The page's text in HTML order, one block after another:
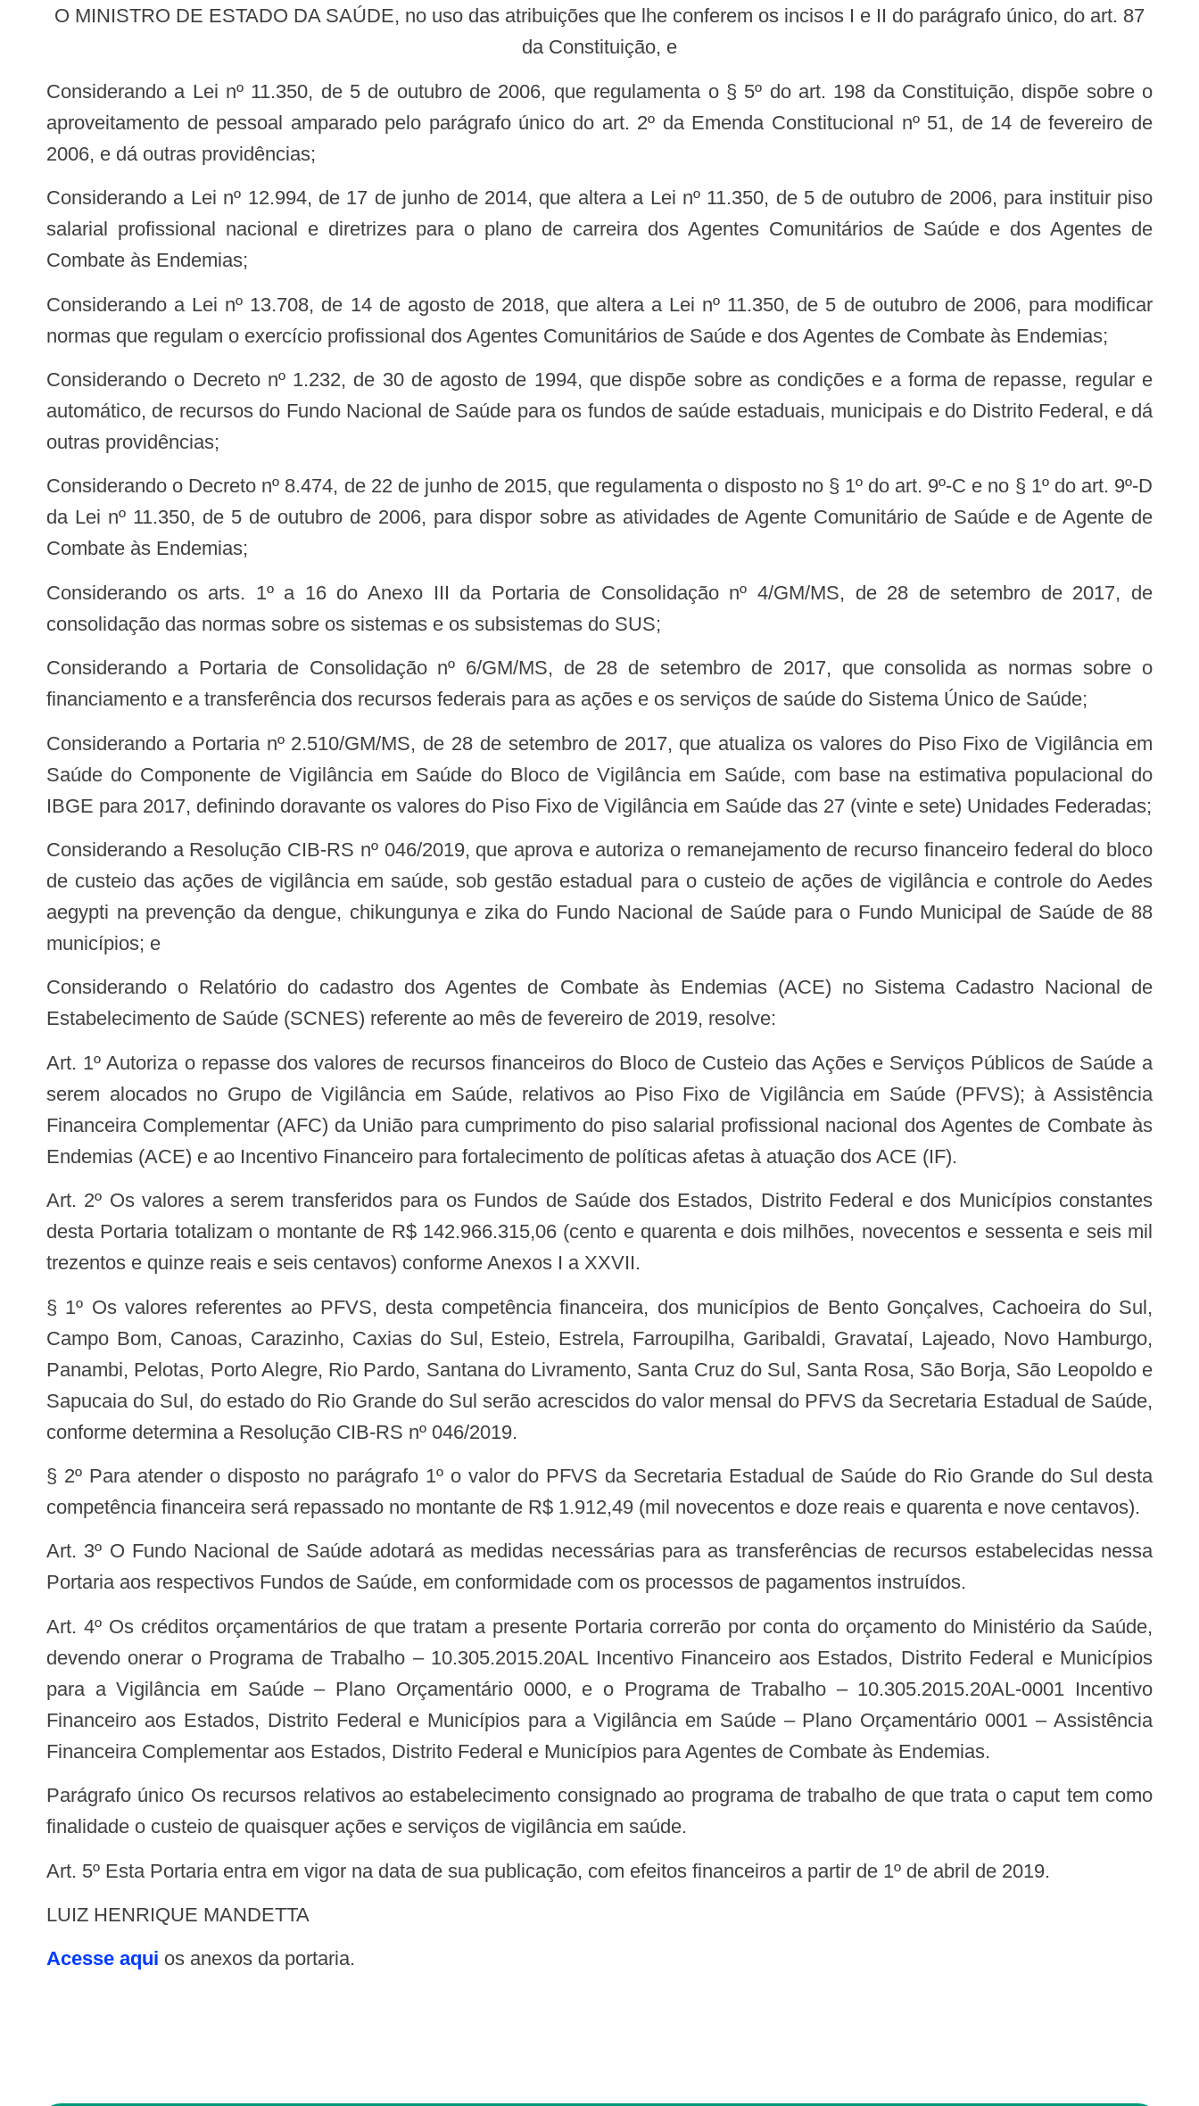
O MINISTRO DE ESTADO DA SAÚDE, no uso das atribuições que lhe conferem os incisos I e II do parágrafo único, do art. 87
da Constituição, e
Considerando a Lei nº 11.350, de 5 de outubro de 2006, que regulamenta o § 5º do art. 198 da Constituição, dispõe sobre o
aproveitamento de pessoal amparado pelo parágrafo único do art. 2º da Emenda Constitucional nº 51, de 14 de fevereiro de
2006, e dá outras providências;
Considerando a Lei nº 12.994, de 17 de junho de 2014, que altera a Lei nº 11.350, de 5 de outubro de 2006, para instituir piso
salarial profissional nacional e diretrizes para o plano de carreira dos Agentes Comunitários de Saúde e dos Agentes de
Combate às Endemias;
Considerando a Lei nº 13.708, de 14 de agosto de 2018, que altera a Lei nº 11.350, de 5 de outubro de 2006, para modificar
normas que regulam o exercício profissional dos Agentes Comunitários de Saúde e dos Agentes de Combate às Endemias;
Considerando o Decreto nº 1.232, de 30 de agosto de 1994, que dispõe sobre as condições e a forma de repasse, regular e
automático, de recursos do Fundo Nacional de Saúde para os fundos de saúde estaduais, municipais e do Distrito Federal, e dá
outras providências;
Considerando o Decreto nº 8.474, de 22 de junho de 2015, que regulamenta o disposto no § 1º do art. 9º-C e no § 1º do art. 9º-D
da Lei nº 11.350, de 5 de outubro de 2006, para dispor sobre as atividades de Agente Comunitário de Saúde e de Agente de
Combate às Endemias;
Considerando os arts. 1º a 16 do Anexo III da Portaria de Consolidação nº 4/GM/MS, de 28 de setembro de 2017, de
consolidação das normas sobre os sistemas e os subsistemas do SUS;
Considerando a Portaria de Consolidação nº 6/GM/MS, de 28 de setembro de 2017, que consolida as normas sobre o
financiamento e a transferência dos recursos federais para as ações e os serviços de saúde do Sistema Único de Saúde;
Considerando a Portaria nº 2.510/GM/MS, de 28 de setembro de 2017, que atualiza os valores do Piso Fixo de Vigilância em
Saúde do Componente de Vigilância em Saúde do Bloco de Vigilância em Saúde, com base na estimativa populacional do
IBGE para 2017, definindo doravante os valores do Piso Fixo de Vigilância em Saúde das 27 (vinte e sete) Unidades Federadas;
Considerando a Resolução CIB-RS nº 046/2019, que aprova e autoriza o remanejamento de recurso financeiro federal do bloco
de custeio das ações de vigilância em saúde, sob gestão estadual para o custeio de ações de vigilância e controle do Aedes
aegypti na prevenção da dengue, chikungunya e zika do Fundo Nacional de Saúde para o Fundo Municipal de Saúde de 88
municípios; e
Considerando o Relatório do cadastro dos Agentes de Combate às Endemias (ACE) no Sistema Cadastro Nacional de
Estabelecimento de Saúde (SCNES) referente ao mês de fevereiro de 2019, resolve:
Art. 1º Autoriza o repasse dos valores de recursos financeiros do Bloco de Custeio das Ações e Serviços Públicos de Saúde a
serem alocados no Grupo de Vigilância em Saúde, relativos ao Piso Fixo de Vigilância em Saúde (PFVS); à Assistência
Financeira Complementar (AFC) da União para cumprimento do piso salarial profissional nacional dos Agentes de Combate às
Endemias (ACE) e ao Incentivo Financeiro para fortalecimento de políticas afetas à atuação dos ACE (IF).
Art. 2º Os valores a serem transferidos para os Fundos de Saúde dos Estados, Distrito Federal e dos Municípios constantes
desta Portaria totalizam o montante de R$ 142.966.315,06 (cento e quarenta e dois milhões, novecentos e sessenta e seis mil
trezentos e quinze reais e seis centavos) conforme Anexos I a XXVII.
§ 1º Os valores referentes ao PFVS, desta competência financeira, dos municípios de Bento Gonçalves, Cachoeira do Sul,
Campo Bom, Canoas, Carazinho, Caxias do Sul, Esteio, Estrela, Farroupilha, Garibaldi, Gravataí, Lajeado, Novo Hamburgo,
Panambi, Pelotas, Porto Alegre, Rio Pardo, Santana do Livramento, Santa Cruz do Sul, Santa Rosa, São Borja, São Leopoldo e
Sapucaia do Sul, do estado do Rio Grande do Sul serão acrescidos do valor mensal do PFVS da Secretaria Estadual de Saúde,
conforme determina a Resolução CIB-RS nº 046/2019.
§ 2º Para atender o disposto no parágrafo 1º o valor do PFVS da Secretaria Estadual de Saúde do Rio Grande do Sul desta
competência financeira será repassado no montante de R$ 1.912,49 (mil novecentos e doze reais e quarenta e nove centavos).
Art. 3º O Fundo Nacional de Saúde adotará as medidas necessárias para as transferências de recursos estabelecidas nessa
Portaria aos respectivos Fundos de Saúde, em conformidade com os processos de pagamentos instruídos.
Art. 4º Os créditos orçamentários de que tratam a presente Portaria correrão por conta do orçamento do Ministério da Saúde,
devendo onerar o Programa de Trabalho – 10.305.2015.20AL Incentivo Financeiro aos Estados, Distrito Federal e Municípios
para a Vigilância em Saúde – Plano Orçamentário 0000, e o Programa de Trabalho – 10.305.2015.20AL-0001 Incentivo
Financeiro aos Estados, Distrito Federal e Municípios para a Vigilância em Saúde – Plano Orçamentário 0001 – Assistência
Financeira Complementar aos Estados, Distrito Federal e Municípios para Agentes de Combate às Endemias.
Parágrafo único Os recursos relativos ao estabelecimento consignado ao programa de trabalho de que trata o caput tem como
finalidade o custeio de quaisquer ações e serviços de vigilância em saúde.
Art. 5º Esta Portaria entra em vigor na data de sua publicação, com efeitos financeiros a partir de 1º de abril de 2019.
LUIZ HENRIQUE MANDETTA
Acesse aqui os anexos da portaria.